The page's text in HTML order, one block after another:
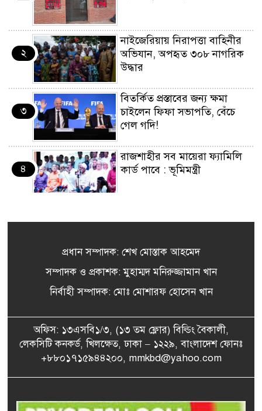
২
নাইজেরিয়ায় নিরাপত্তা বাহিনীর
অভিযান, অপহৃত ৩০৮ নাগরিক
উদ্ধার
৩
বিতর্কিত প্রস্তাবের জন্য ক্ষমা
চাইলেন ফিফা সভাপতি, বেঁচে
গেল গদি!
৪
রাজশাহীর সব মায়েরা ফ্যামিলি
কার্ড পাবে : ভূমিমন্ত্রী
‘জুলাই আন্দোলন ছিল স্বৈরাচার
পতনের আন্দোলন’
৭
আ. লীগের জুলুমের পথ বিএনপি
অনুসরণ করবে না: বিদ্যুৎ
প্রতিমন্ত্রী
৮
দিলো ইসরায়েল
প্রধান সম্পাদক: শেখ মোস্তাক আহমেদ
সম্পাদক ও প্রকাশক: মুহাম্মদ মনিরুজ্জামান খান
নির্বাহী সম্পাদক: মোঃ মোশারফ হোসেন খান
অফিস: ১৩এসবি১/৩, (১৩ তম ফ্লোর) বিল্ডিং বৈকালী,
লেকসিটি কনকর্ড, খিলক্ষেত, ঢাকা – ১২২৯, বাংলাদেশ ফোনঃ
+৮৮০১৭১৫৯৪৪২০০, mmkbd@yahoo.com